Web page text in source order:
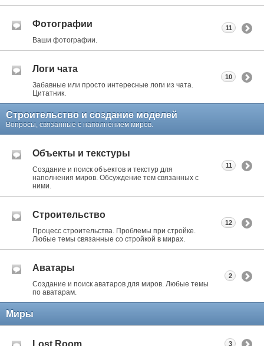
Фотографии
Ваши фотографии.
11
Логи чата
Забавные или просто интересные логи из чата.
Цитатник.
10
Строительство и создание моделей
Вопросы, связанные с наполнением миров.
Объекты и текстуры
Создание и поиск объектов и текстур для
наполнения миров. Обсуждение тем связанных с
ними.
11
Строительство
Процесс строительства. Проблемы при стройке.
Любые темы связанные со стройкой в мирах.
12
Аватары
Создание и поиск аватаров для миров. Любые темы
по аватарам.
2
Миры
Lost Room 3